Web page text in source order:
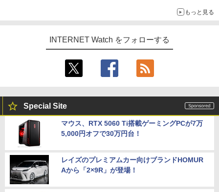
もっと見る
INTERNET Watch をフォローする
Special Site
マウス、RTX 5060 Ti搭載ゲーミングPCが7万
5,000円オフで30万円台！
レイズのプレミアムカー向けブランドHOMUR
Aから「2×9R」が登場！